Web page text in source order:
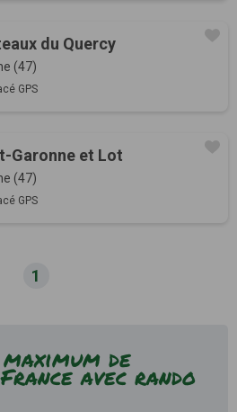
du Quercy
(47)
GPS
Garonne et Lot
(47)
GPS
1
de
avec rando